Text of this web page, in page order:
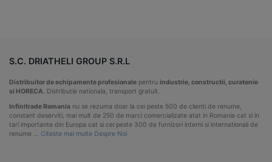
S.C. DRIATHELI GROUP S.R.L
Distribuitor de echipamente profesionale pentru industrie, constructii, curatenie
si HORECA. Distributie nationala, transport gratuit.
Infinitrade Romania nu se rezuma doar la cei peste 500 de clienti de renume,
constant deserviti, mai mult de 250 de marci comercializate atat in Romania cat si in
tari importante din Europa cat si cei peste 300 de furnizori interni si internationali de
renume … Citeste mai multe Despre Noi